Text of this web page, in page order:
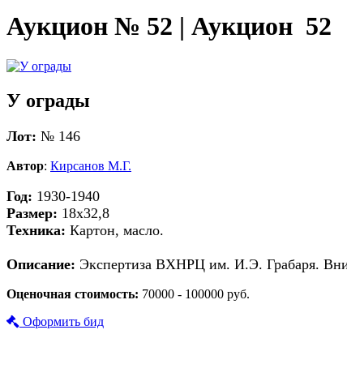
Аукцион № 52 | Аукцион 52
У ограды
Лот: № 146
Автор: Кирсанов М.Г.
Год: 1930-1940
Размер: 18х32,8
Техника: Картон, масло.
Описание: Экспертиза ВХНРЦ им. И.Э. Грабаря.
Оценочная стоимость: 70000 - 100000 руб.
Оформить бид